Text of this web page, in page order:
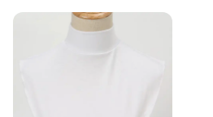
jackets or as a standalone piece
range of sizes to fit various